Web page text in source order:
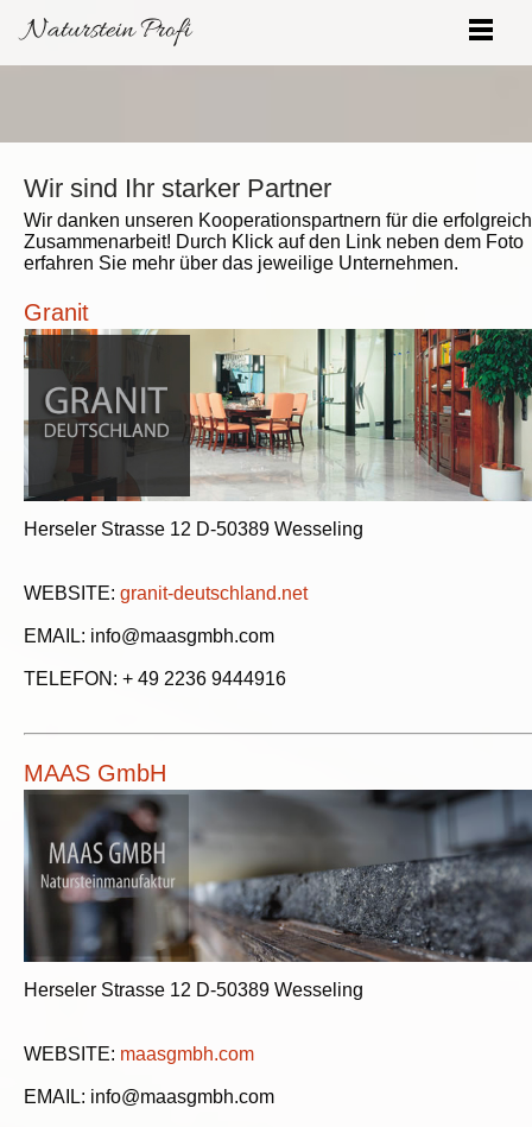
Naturstein Profi
Wir sind Ihr starker Partner
Wir danken unseren Kooperationspartnern für die
Zusammenarbeit! Durch Klick auf den Link neben dem Foto
erfahren Sie mehr über das jeweilige Unternehmen.
Granit
Herseler Strasse 12 D-50389 Wesseling
WEBSITE: granit-deutschland.net
EMAIL: info@maasgmbh.com
TELEFON: + 49 2236 9444916
MAAS GmbH
Herseler Strasse 12 D-50389 Wesseling
WEBSITE: maasgmbh.com
EMAIL: info@maasgmbh.com